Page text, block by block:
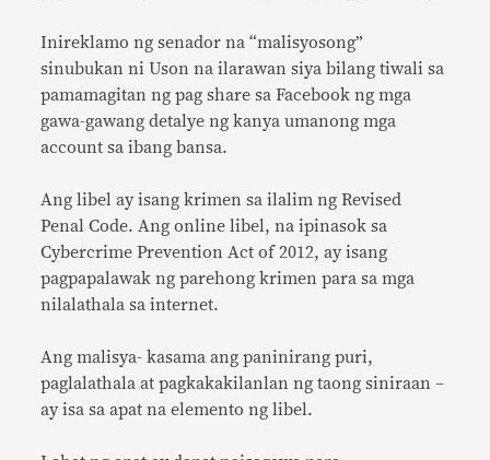
Inireklamo ng senador na “malisyosong”
sinubukan ni Uson na ilarawan siya bilang tiwali sa
pamamagitan ng pag share sa Facebook ng mga
gawa-gawang detalye ng kanya umanong mga
account sa ibang bansa.
Ang libel ay isang krimen sa ilalim ng Revised
Penal Code. Ang online libel, na ipinasok sa
Cybercrime Prevention Act of 2012, ay isang
pagpapalawak ng parehong krimen para sa mga
nilalathala sa internet.
Ang malisya- kasama ang paninirang puri,
paglalathala at pagkakakilanlan ng taong siniraan –
ay isa sa apat na elemento ng libel.